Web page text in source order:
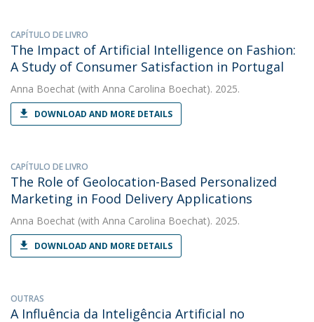
CAPÍTULO DE LIVRO
The Impact of Artificial Intelligence on Fashion:
A Study of Consumer Satisfaction in Portugal
Anna Boechat (with Anna Carolina Boechat). 2025.
DOWNLOAD AND MORE DETAILS
CAPÍTULO DE LIVRO
The Role of Geolocation-Based Personalized
Marketing in Food Delivery Applications
Anna Boechat (with Anna Carolina Boechat). 2025.
DOWNLOAD AND MORE DETAILS
OUTRAS
A Influência da Inteligência Artificial no